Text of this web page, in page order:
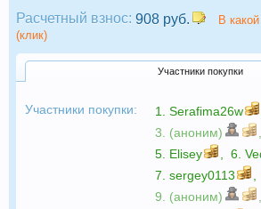
Расчетный взнос: 908 руб.
В
(клик)
Участники покупки
Участники покупки: 1. Serafima26w
3. (аноним)
5. Elisey 6.
7. sergey0113
9. (аноним)